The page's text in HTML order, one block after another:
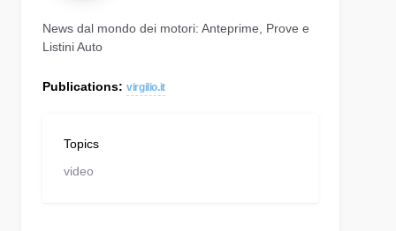
News dal mondo dei motori: Anteprime, Prove e
Listini Auto
Publications: virgilio.it
Topics
video